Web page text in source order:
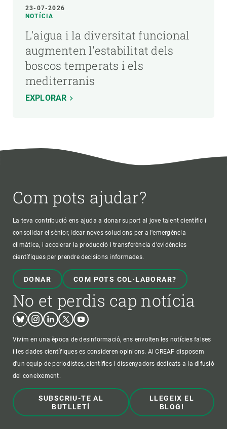
23-07-2026
NOTÍCIA
L'aigua i la diversitat funcional
augmenten l'estabilitat dels
boscos temperats i els
mediterranis
EXPLORAR
Com pots ajudar?
La teva contribució ens ajuda a donar suport al jove talent científic i
consolidar el sènior, idear noves solucions per a l'emergència
climàtica, i accelerar la producció i transferència d’evidències
científiques per prendre decisions informades.
DONAR COM POTS COL·LABORAR?
No et perdis cap notícia
BlueskyInstagram
LinkedinTwitterYoutube
Vivim en una època de desinformació, ens envolten les notícies falses
i les dades científiques es consideren opinions. Al CREAF disposem
d'un equip de periodistes, científics i dissenyadors dedicats a la difusió
del coneixement.
SUBSCRIU-TE AL
BUTLLETÍ
LLEGEIX EL
BLOG!